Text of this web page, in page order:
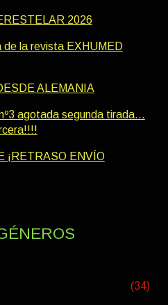
2026
de la revista EXHUMED
ALEMANIA
agotada segunda tirada…
¡RETRASO ENVÍO
(34)